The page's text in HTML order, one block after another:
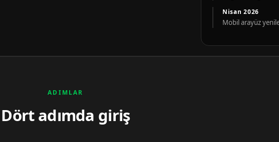
Nisan 2026
Mobil arayüz
ADIMLAR
Dört adımda giriş